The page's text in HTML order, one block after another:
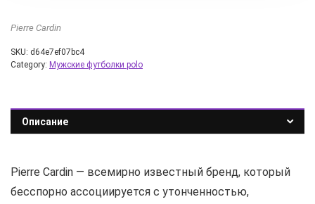
Pierre Cardin
SKU: d64e7ef07bc4
Category: Мужские футболки polo
Описание
Pierre Cardin — всемирно известный бренд, который
бесспорно ассоциируется с утонченностью,